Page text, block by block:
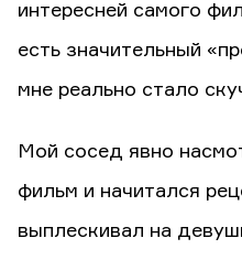
интересней самого
есть значительный
мне реально стало
Мой сосед явно
фильм и начитался
выплескивал на